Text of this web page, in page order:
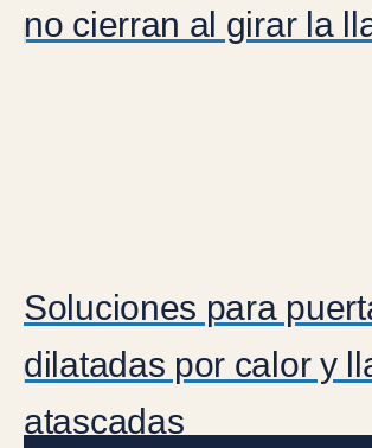
no cierran al girar la
Soluciones para
dilatadas por calor y
atascadas